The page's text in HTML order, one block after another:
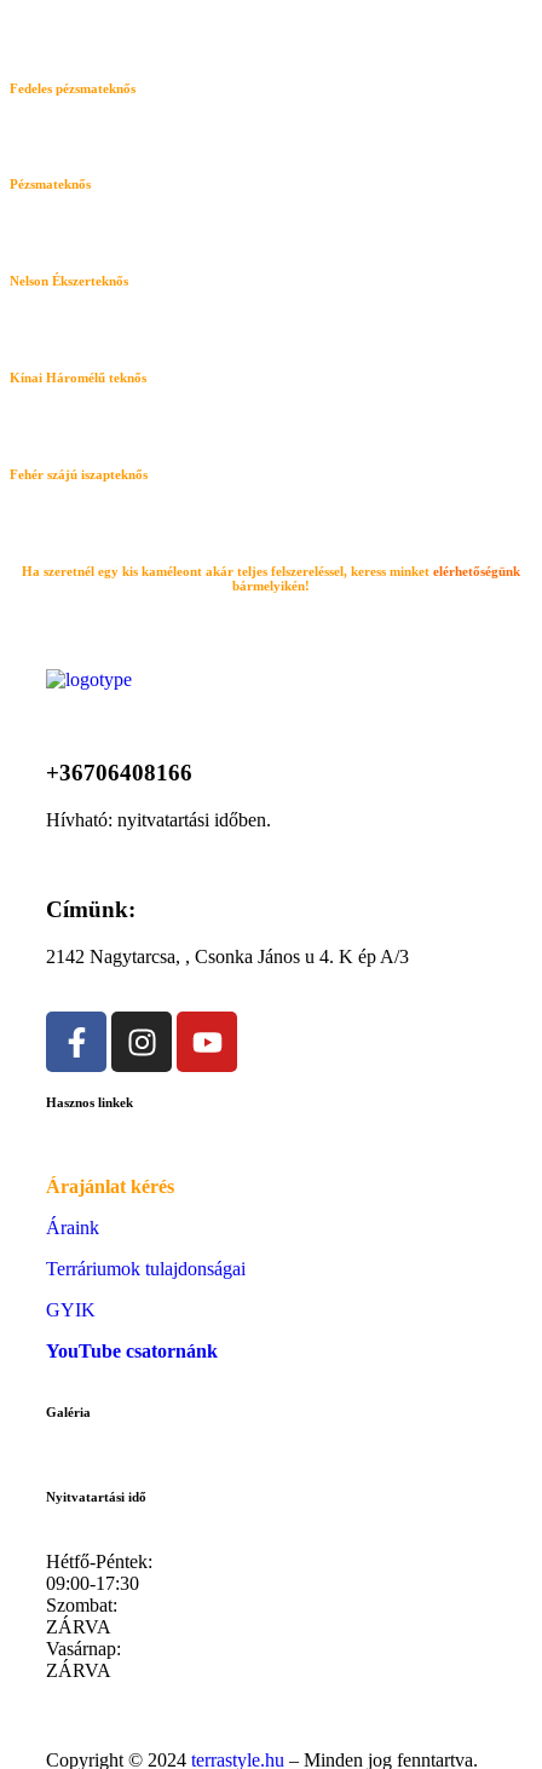
Fedeles pézsmateknős
Pézsmateknős
Nelson Ékszerteknős
Kínai Háromélű teknős
Fehér szájú iszapteknős
Ha szeretnél egy kis kaméleont akár teljes felszereléssel, keress minket elérhetőségünk
bármelyikén!
+36706408166
Hívható: nyitvatartási időben.
Címünk:
2142 Nagytarcsa, , Csonka János u 4. K ép A/3
Hasznos linkek
Árajánlat kérés
Áraink
Terráriumok tulajdonságai
GYIK
YouTube csatornánk
Galéria
Nyitvatartási idő
Hétfő-Péntek:
09:00-17:30
Szombat:
ZÁRVA
Vasárnap:
ZÁRVA
Copyright © 2024 terrastyle.hu – Minden jog fenntartva.